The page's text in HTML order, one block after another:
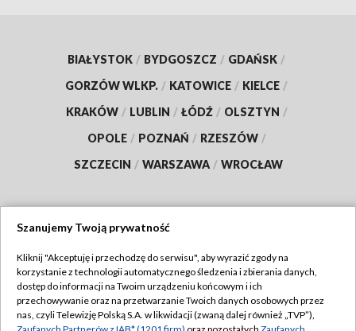
BIAŁYSTOK / BYDGOSZCZ / GDAŃSK /
GORZÓW WLKP. / KATOWICE / KIELCE /
KRAKÓW / LUBLIN / ŁÓDŹ / OLSZTYN /
OPOLE / POZNAŃ / RZESZÓW /
SZCZECIN / WARSZAWA / WROCŁAW
TVP
Abonament TVP
Emisja w TVP
Regulamin TVP
Szanujemy Twoją prywatność
Kliknij "Akceptuję i przechodzę do serwisu", aby wyrazić zgody na
korzystanie z technologii automatycznego śledzenia i zbierania danych,
dostęp do informacji na Twoim urządzeniu końcowym i ich
przechowywanie oraz na przetwarzanie Twoich danych osobowych przez
nas, czyli Telewizję Polską S.A. w likwidacji (zwaną dalej również „TVP”),